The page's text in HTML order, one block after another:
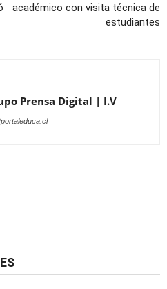
académico con visita técnica de
estudiantes
Prensa Digital | I.V